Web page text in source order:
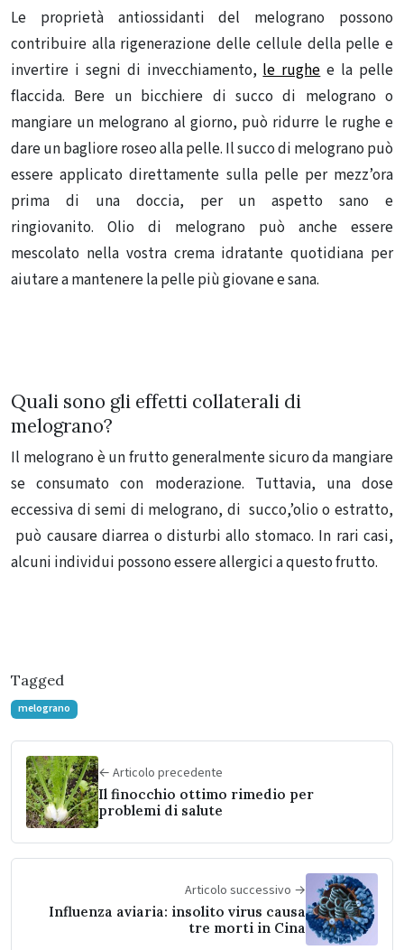
Le proprietà antiossidanti del melograno possono
contribuire alla rigenerazione delle cellule della pelle e
invertire i segni di invecchiamento,le rughee la pelle
flaccida. Bere un bicchiere di succo di melograno o
mangiare un melograno al giorno, può ridurre le rughe e
dare un bagliore roseo alla pelle. Il succo di melograno può
essere applicato direttamente sulla pelle per mezz’ora
prima di una doccia, per un aspetto sano e
ringiovanito. Olio di melograno può anche essere
mescolato nella vostra crema idratante quotidiana per
aiutare a mantenere la pelle più giovane e sana.
Quali sono gli effetti collaterali di
melograno?
Il melograno è un frutto generalmente sicuro da mangiare
se consumato con moderazione. Tuttavia, una dose
eccessiva di semi di melograno, di succo,’olio o estratto,
può causare diarrea o disturbi allo stomaco. In rari casi,
alcuni individui possono essere allergici a questo frutto.
Tagged
melograno
← Articolo precedente
Il finocchio ottimo rimedio per
problemi di salute
Articolo successivo →
Influenza aviaria: insolito virus causa
tre morti in Cina